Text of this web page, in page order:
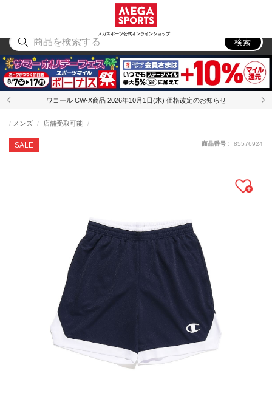
メガスポーツ公式オンラインショップ
アウトドア
検索
ワコール CW-X商品 2026年10月1日(木) 価格改定のお知らせ
SALE
メンズ 店舗受取可能
商品番号： 85576924